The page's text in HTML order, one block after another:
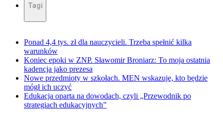
Tagi
Ponad 4,4 tys. zł dla nauczycieli. Trzeba spełnić kilka
warunków
Koniec epoki w ZNP. Sławomir Broniarz: To moja ostatnia
kadencja jako prezesa
Nowe przedmioty w szkołach. MEN wskazuje, kto będzie
mógł ich uczyć
Edukacja oparta na dowodach, czyli „Przewodnik po
strategiach edukacyjnych”